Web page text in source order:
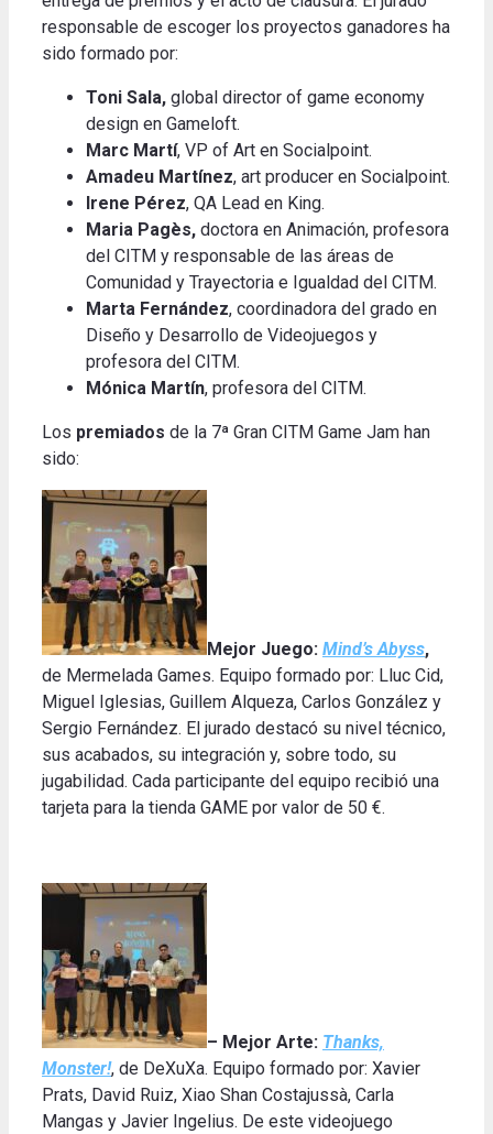
responsable de escoger los proyectos ganadores ha
sido formado por:
Toni Sala, global director of game economy
design en Gameloft.
Marc Martí, VP of Art en Socialpoint.
Amadeu Martínez, art producer en Socialpoint.
Irene Pérez, QA Lead en King.
Maria Pagès, doctora en Animación, profesora
del CITM y responsable de las áreas de
Comunidad y Trayectoria e Igualdad del CITM.
Marta Fernández, coordinadora del grado en
Diseño y Desarrollo de Videojuegos y
profesora del CITM.
Mónica Martín, profesora del CITM.
Los premiados de la 7ª Gran CITM Game Jam han
sido:
Mejor Juego: Mind’s Abyss,
de Mermelada Games. Equipo formado por: Lluc Cid,
Miguel Iglesias, Guillem Alqueza, Carlos González y
Sergio Fernández. El jurado destacó su nivel técnico,
sus acabados, su integración y, sobre todo, su
jugabilidad. Cada participante del equipo recibió una
tarjeta para la tienda GAME por valor de 50 €.
– Mejor Arte: Thanks,
Monster!, de DeXuXa. Equipo formado por: Xavier
Prats, David Ruiz, Xiao Shan Costajussà, Carla
Mangas y Javier Ingelius. De este videojuego